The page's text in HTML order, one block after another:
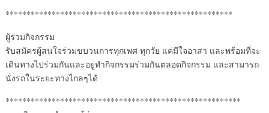
******************************************************
ผู้ร่วมกิจกรรม
รับสมัครผู้สนใจร่วมขบวนการทุกเพศ ทุกวัย แค่มีใจอาสา และพร้อมที่จะ
เดินทางไปร่วมกันและอยู่ทำกิจกรรมร่วมกันตลอดกิจกรรม และสามารถ
นั่งรถในระยะทางไกลๆได้
********************************************************